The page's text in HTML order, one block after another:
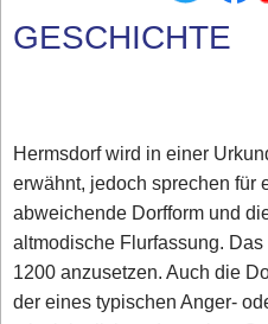
GESCHICHTE
Hermsdorf wird in einer
erwähnt, jedoch sprechen für
abweichende Dorfform und
altmodische Flurfassung.
1200 anzusetzen. Auch die
der eines typischen Anger-